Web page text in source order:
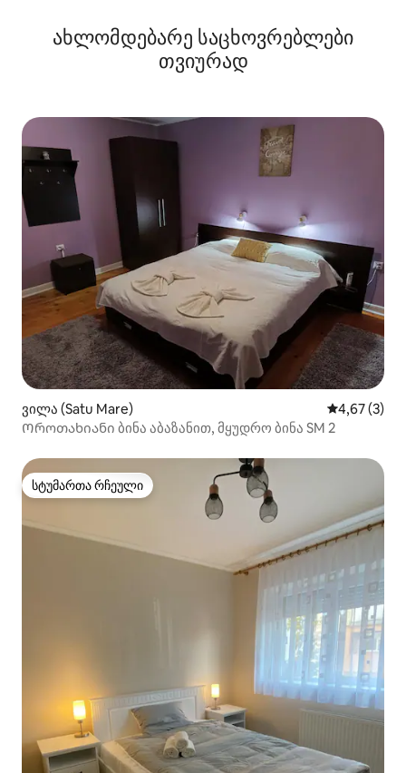
ახლომდებარე საცხოვრებლები
თვიურად
ვილა (Satu Mare) საშუალო
4,67 (3)
Ოროთახიანი ბინა აბაზანით, მყუდრო ბინა SM 2
სტუმართა რჩეული
სტუმართა რჩეული